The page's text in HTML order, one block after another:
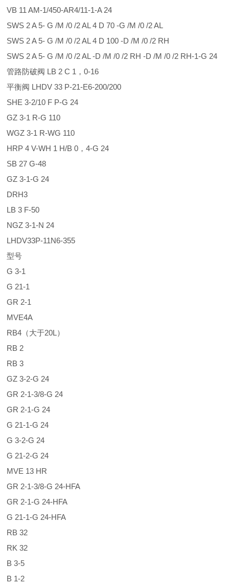
VB 11 AM-1/450-AR4/11-1-A 24
SWS 2 A 5- G /M /0 /2 AL 4 D 70 -G /M /0 /2 AL
SWS 2 A 5- G /M /0 /2 AL 4 D 100 -D /M /0 /2 RH
SWS 2 A 5- G /M /0 /2 AL -D /M /0 /2 RH -D /M /0 /2 RH-1-G 24
管路防破阀 LB 2 C 1，0-16
平衡阀 LHDV 33 P-21-E6-200/200
SHE 3-2/10 F P-G 24
GZ 3-1 R-G 110
WGZ 3-1 R-WG 110
HRP 4 V-WH 1 H/B 0，4-G 24
SB 27 G-48
GZ 3-1-G 24
DRH3
LB 3 F-50
NGZ 3-1-N 24
LHDV33P-11N6-355
型号
G 3-1
G 21-1
GR 2-1
MVE4A
RB4（大于20L）
RB 2
RB 3
GZ 3-2-G 24
GR 2-1-3/8-G 24
GR 2-1-G 24
G 21-1-G 24
G 3-2-G 24
G 21-2-G 24
MVE 13 HR
GR 2-1-3/8-G 24-HFA
GR 2-1-G 24-HFA
G 21-1-G 24-HFA
RB 32
RK 32
B 3-5
B 1-2